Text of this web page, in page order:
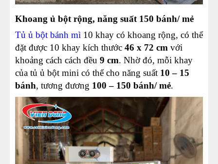
Khoang ủ bột rộng, năng suất 150 bánh/ mẻ
Tủ ủ bột bánh mì 10 khay có khoang rộng, có thể
đặt được 10 khay kích thước 46 x 72 cm với
khoảng cách cách đều 9 cm. Nhờ đó, mỗi khay
của tủ ủ bột mini có thể cho năng suất 10 – 15
bánh, tương đương 100 – 150 bánh/ mẻ.